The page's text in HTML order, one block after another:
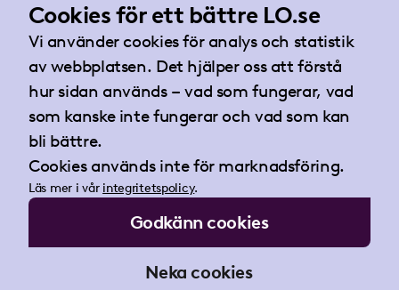
Lättläst om LO
Teckenspråksfilm
Tidningen Arbetet
Landsorganisationen i Sverige
Barnhusgatan 18
105 53 Stockholm
Tel:08-796 25 00
Fax:08-796 25 17
E-post:info@lo.se
Org.nr 802001-9769
Cookies för ett bättre LO.se
Vi använder cookies för analys och statistik
av webbplatsen. Det hjälper oss att förstå
hur sidan används – vad som fungerar, vad
som kanske inte fungerar och vad som kan
bli bättre.
Cookies används inte för marknadsföring.
Läs mer i vår integritetspolicy.
Godkänn cookies
Neka cookies